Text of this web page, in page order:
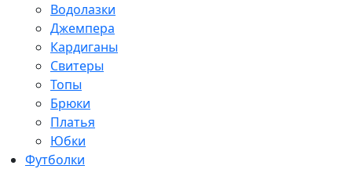
Водолазки
Джемпера
Кардиганы
Свитеры
Топы
Брюки
Платья
Юбки
Футболки